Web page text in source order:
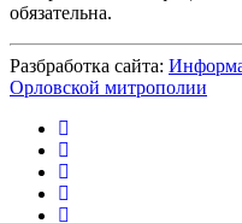
обязательна.
Разбработка сайта:
Орловской митрополии